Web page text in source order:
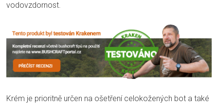
vodovzdornost.
Krém je prioritně určen na ošetření celokožených bot a také